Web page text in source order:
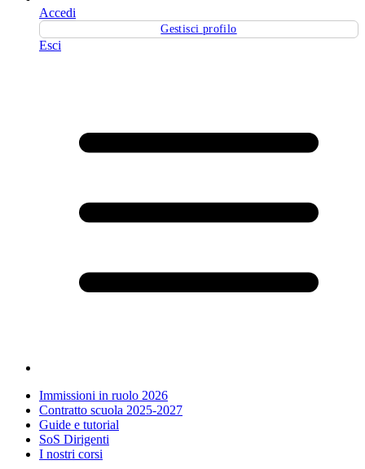
Accedi
Gestisci profilo
Esci
Immissioni in ruolo 2026
Contratto scuola 2025-2027
Guide e tutorial
SoS Dirigenti
I nostri corsi